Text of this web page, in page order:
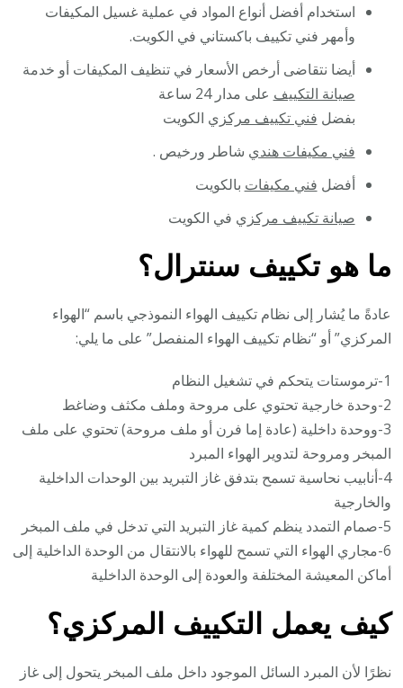
استخدام أفضل أنواع المواد في عملية غسيل المكيفات
وأمهر فني تكييف باكستاني في الكويت.
أيضا نتقاضى أرخص الأسعار في تنظيف المكيفات أو خدمة
صيانة التكييف على مدار 24 ساعة
بفضل فني تكييف مركزي الكويت
فني مكيفات هندي شاطر ورخيص .
أفضل فني مكيفات بالكويت
صيانة تكييف مركزي في الكويت
ما هو تكييف سنترال؟
عادةً ما يُشار إلى نظام تكييف الهواء النموذجي باسم “الهواء
المركزي” أو “نظام تكييف الهواء المنفصل” على ما يلي:
1-ترموستات يتحكم في تشغيل النظام
2-وحدة خارجية تحتوي على مروحة وملف مكثف وضاغط
3-ووحدة داخلية (عادة إما فرن أو ملف مروحة) تحتوي على ملف
المبخر ومروحة لتدوير الهواء المبرد
4-أنابيب نحاسية تسمح بتدفق غاز التبريد بين الوحدات الداخلية
والخارجية
5-صمام التمدد ينظم كمية غاز التبريد التي تدخل في ملف المبخر
6-مجاري الهواء التي تسمح للهواء بالانتقال من الوحدة الداخلية إلى
أماكن المعيشة المختلفة والعودة إلى الوحدة الداخلية
كيف يعمل التكييف المركزي؟
نظرًا لأن المبرد السائل الموجود داخل ملف المبخر يتحول إلى غاز